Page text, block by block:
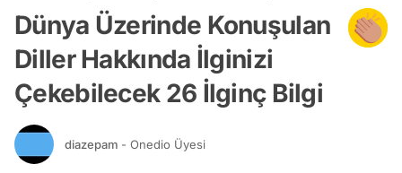
Dünya Üzerinde Konuşulan
Diller Hakkında İlginizi
Çekebilecek 26 İlginç Bilgi
diazepam - Onedio Üyesi